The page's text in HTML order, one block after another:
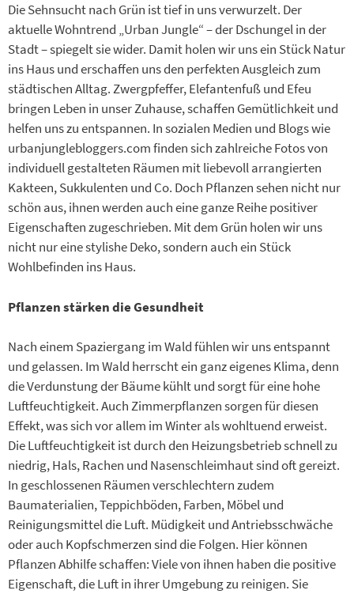
Die Sehnsucht nach Grün ist tief in uns verwurzelt. Der
aktuelle Wohntrend „Urban Jungle“ – der Dschungel in der
Stadt – spiegelt sie wider. Damit holen wir uns ein Stück Natur
ins Haus und erschaffen uns den perfekten Ausgleich zum
städtischen Alltag. Zwergpfeffer, Elefantenfuß und Efeu
bringen Leben in unser Zuhause, schaffen Gemütlichkeit und
helfen uns zu entspannen. In sozialen Medien und Blogs wie
urbanjunglebloggers.com finden sich zahlreiche Fotos von
individuell gestalteten Räumen mit liebevoll arrangierten
Kakteen, Sukkulenten und Co. Doch Pflanzen sehen nicht nur
schön aus, ihnen werden auch eine ganze Reihe positiver
Eigenschaften zugeschrieben. Mit dem Grün holen wir uns
nicht nur eine stylishe Deko, sondern auch ein Stück
Wohlbefinden ins Haus.
Pflanzen stärken die Gesundheit
Nach einem Spaziergang im Wald fühlen wir uns entspannt
und gelassen. Im Wald herrscht ein ganz eigenes Klima, denn
die Verdunstung der Bäume kühlt und sorgt für eine hohe
Luftfeuchtigkeit. Auch Zimmerpflanzen sorgen für diesen
Effekt, was sich vor allem im Winter als wohltuend erweist.
Die Luftfeuchtigkeit ist durch den Heizungsbetrieb schnell zu
niedrig, Hals, Rachen und Nasenschleimhaut sind oft gereizt.
In geschlossenen Räumen verschlechtern zudem
Baumaterialien, Teppichböden, Farben, Möbel und
Reinigungsmittel die Luft. Müdigkeit und Antriebsschwäche
oder auch Kopfschmerzen sind die Folgen. Hier können
Pflanzen Abhilfe schaffen: Viele von ihnen haben die positive
Eigenschaft, die Luft in ihrer Umgebung zu reinigen. Sie